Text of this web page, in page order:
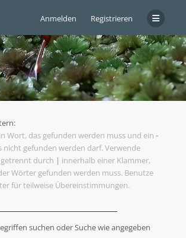
Anmelden Registrieren
Wort, das gefunden werden muss und ein -
nicht gefunden werden darf. Verwende
durch | innerhalb einer Klammer,
Wörter gefunden werden muss. Benutze
für teilweise Übereinstimmungen.
suchen oder Suche wie angegeben